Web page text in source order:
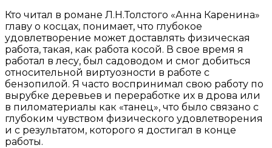
Кто читал в романе Л.Н.Толстого «Анна Каренина»
главу о косцах, понимает, что глубокое
удовлетворение может доставлять физическая
работа, такая, как работа косой. В свое время я
работал в лесу, был садоводом и смог добиться
относительной виртуозности в работе с
бензопилой. Я часто воспринимал свою работу по
вырубке деревьев и переработке их в дрова или
в пиломатериалы как «танец», что было связано с
глубоким чувством физического удовлетворения
и с результатом, которого я достигал в конце
работы.